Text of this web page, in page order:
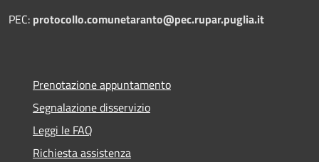
PEC: protocollo.comunetaranto@pec.rupar.puglia.it
Prenotazione appuntamento
Segnalazione disservizio
Leggi le FAQ
Richiesta assistenza